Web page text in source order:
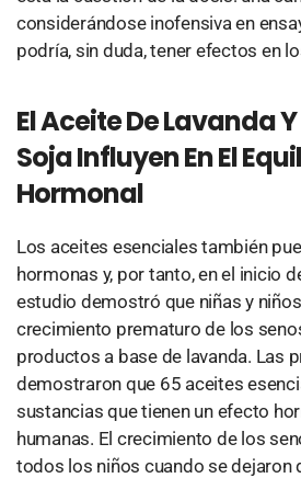
considerándose inofensiva en
podría, sin duda, tener efectos en
El Aceite De Lavanda Y
Soja Influyen En El
Hormonal
Los aceites esenciales también
hormonas y, por tanto, en el inicio
estudio demostró que niñas y
crecimiento prematuro de los
productos a base de lavanda. Las
demostraron que 65 aceites
sustancias que tienen un efecto
humanas. El crecimiento de los
todos los niños cuando se dejaron